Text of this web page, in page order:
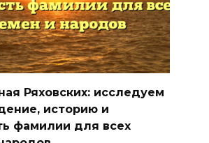
Ряховских: исследуем
историю и
фамилии для всех